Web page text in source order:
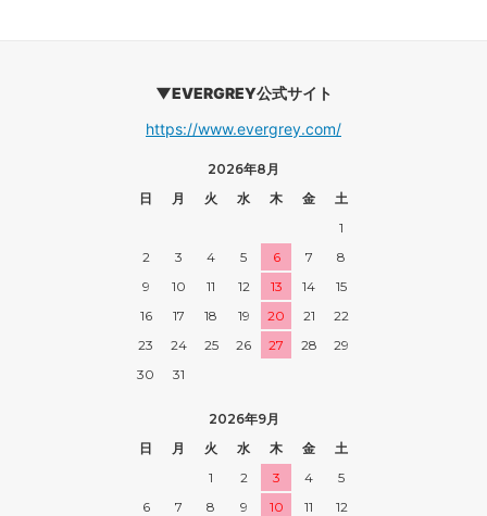
▼EVERGREY公式サイト
https://www.evergrey.com/
2026年8月
日
月 火 水 木 金
土
1
2
3 4 5 6 7
8
9
10 11 12 13 14
15
16
17 18 19 20 21
22
23
24 25 26 27 28
29
30
31
2026年9月
日
月 火 水 木 金
土
1
2 3 4
5
6
7 8 9 10 11
12